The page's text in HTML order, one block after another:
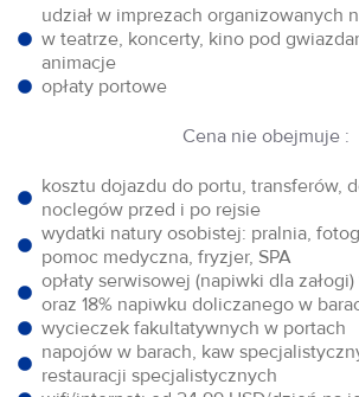
udział w imprezach organizowanych
w teatrze, koncerty, kino pod
animacje
opłaty portowe
Cena nie obejmuje :
kosztu dojazdu do portu, transferów,
noclegów przed i po rejsie
wydatki natury osobistej: pralnia,
pomoc medyczna, fryzjer, SPA
opłaty serwisowej (napiwki dla
oraz 18% napiwku doliczanego w
wycieczek fakultatywnych w portach
napojów w barach, kaw
restauracji specjalistycznych